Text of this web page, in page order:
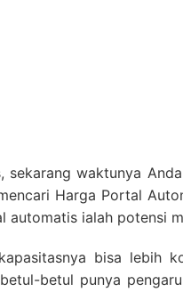
waktunya
Harga Portal
automatis ialah potensi
bisa lebih
betul punya